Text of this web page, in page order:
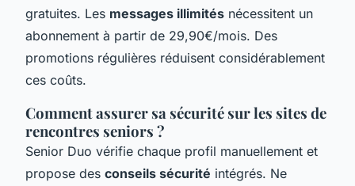
gratuites. Les messages illimités nécessitent un
abonnement à partir de 29,90€/mois. Des
promotions régulières réduisent considérablement
ces coûts.
Comment assurer sa sécurité sur les sites de
rencontres seniors ?
Senior Duo vérifie chaque profil manuellement et
propose des conseils sécurité intégrés. Ne